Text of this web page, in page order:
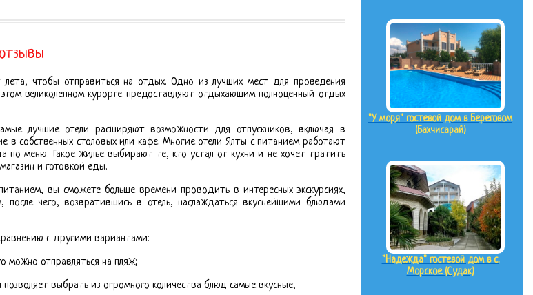
чтобы отправиться на отдых. Одно из лучших мест для проведения
великолепном курорте предоставляют отдыхающим полноценный отдых
лучшие отели расширяют возможности для отпускников, включая в
в собственных столовых или кафе. Многие отели Ялты с питанием работают
по меню. Такое жилье выбирают те, кто устал от кухни и не хочет тратить
и готовкой еды.
вы сможете больше времени проводить в интересных экскурсиях,
после чего, возвратившись в отель, наслаждаться вкуснейшими блюдами
с другими вариантами:
отправляться на пляж;
выбрать из огромного количества блюд самые вкусные;
"У моря" гостевой дом в Береговом
(Бахчисарай)
"Надежда" гостевой дом в с.
Морское (Судак)